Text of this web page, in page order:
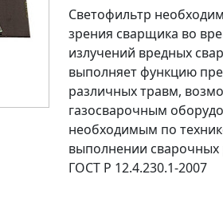
Светофильтр
зрения сварщика во
излучений вредных
выполняет функцию
различных травм,
газосварочным
необходимым по
выполнении сварочных
ГОСТ Р 12.4.230.1-2007